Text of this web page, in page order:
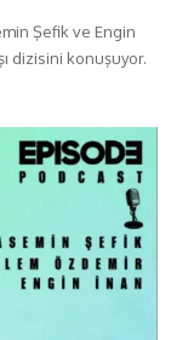
Şefik ve Engin
dizisini konuşuyor.